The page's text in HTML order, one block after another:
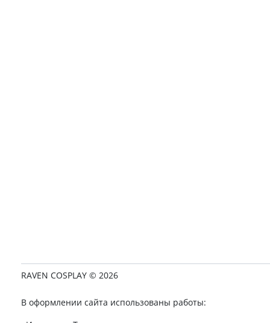
RAVEN COSPLAY © 2026
В оформлении сайта использованы работы: